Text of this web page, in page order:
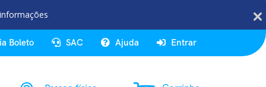
Boleto SAC Ajuda Entrar